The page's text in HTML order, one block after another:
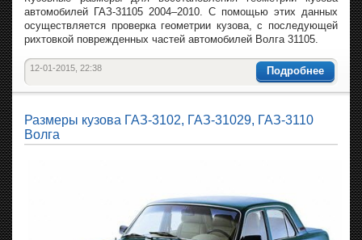
автомобилей ГАЗ-31105 2004–2010. С помощью этих данных
осуществляется проверка геометрии кузова, с последующей
рихтовкой поврежденных частей автомобилей Волга 31105.
Подробнее
12-01-2015, 22:38
Размеры кузова ГАЗ-3102, ГАЗ-31029, ГАЗ-3110
Волга